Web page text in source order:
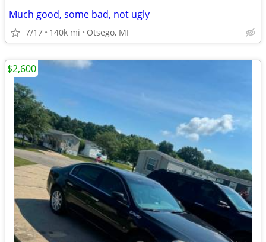
Much good, some bad, not ugly
7/17 140k mi Otsego, MI
$2,600